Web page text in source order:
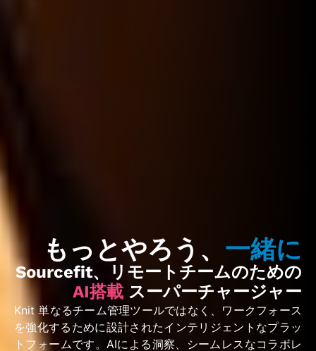
もっとやろう、 一緒に
Sourcefit、リモートチームのための
AI搭載 スーパーチャージャー
Knit 単なるチーム管理ツールではなく、ワークフォース
を強化するために設計されたインテリジェントなプラッ
トフォームです。AIによる洞察、シームレスなコラボレ